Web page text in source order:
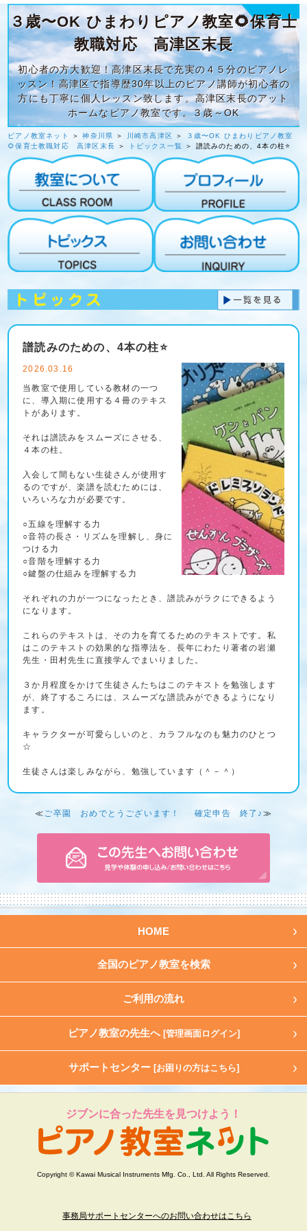
３歳〜OK ひまわりピアノ教室🌻保育士
教職対応 高津区末長
初心者の方大歓迎！高津区末長で充実の４５分のピアノレ
ッスン！高津区で指導歴30年以上のピアノ講師が初心者の
方にも丁寧に個人レッスン致します。高津区末長のアット
ホームなピアノ教室です。３歳～OK
ピアノ教室ネット ＞神奈川県 ＞ 川崎市高津区 ＞
３歳〜OK ひまわりピアノ教室
🌻保育士教職対応 高津区末長 ＞ トピックス一覧 ＞ 譜読みのための、4本の柱⭐️
譜読みのための、4本の柱⭐️
2026.03.16
当教室で使用している教材の一つ
に、導入期に使用する４冊のテキス
トがあります。
それは譜読みをスムーズにさせる、
４本の柱。
入会して間もない生徒さんが使用す
るのですが、楽譜を読むためには、
いろいろな力が必要です。
○五線を理解する力
○音符の長さ・リズムを理解し、身に
つける力
○音階を理解する力
○鍵盤の仕組みを理解する力
それぞれの力が一つになったとき、譜読みがラクにできるよう
になります。
これらのテキストは、その力を育てるためのテキストです。私
はこのテキストの効果的な指導法を、長年にわたり著者の岩瀬
先生・田村先生に直接学んでまいりました。
３か月程度をかけて生徒さんたちはこのテキストを勉強します
が、終了するころには、スムーズな譜読みができるようになり
ます。
キャラクターが可愛らしいのと、カラフルなのも魅力のひとつ
☆
生徒さんは楽しみながら、勉強しています（＾－＾）
≪ ご卒園 おめでとうございます！ 確定申告 終了♪ ≫
HOME
全国のピアノ教室を検索
ご利用の流れ
ピアノ教室の先生へ [管理画面ログイン]
サポートセンター [お困りの方はこちら]
ジブンに合った先生を見つけよう！
Copyright © Kawai Musical Instruments Mfg. Co., Ltd. All Rights Reserved.
事務局サポートセンターへのお問い合わせはこちら